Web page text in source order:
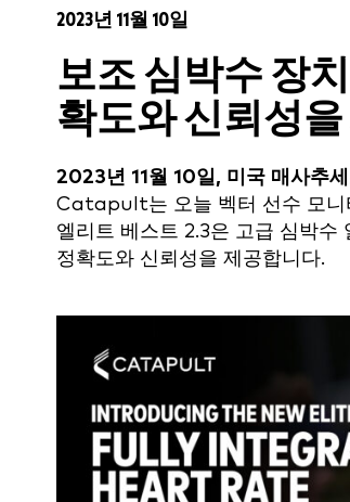
2023년 11월 10일
보조 심박수 장
확도와 신뢰성
2023년 11월 10일, 미국 매사추
Catapult는 오늘 벡터 선수 모니
엘리트 베스트 2.3은 고급 심박수
정확도와 신뢰성을 제공합니다.